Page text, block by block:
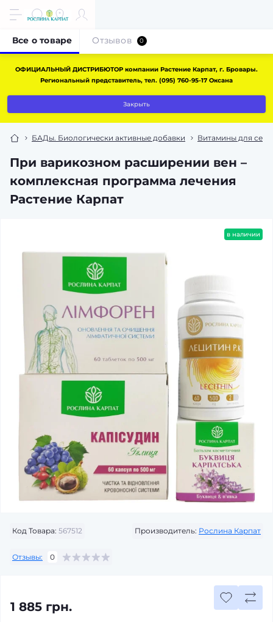
ОФИЦИАЛЬНЫЙ ДИСТРИБЮТОР компании Растение Карпат, г. Бровары.
Региональный представитель, тел. (095) 760-95-17 Оксана
Закрыть
БАДы. Биологически активные добавки Витамины для
При варикозном расширении вен –
комплексная программа лечения
Растение Карпат
Все о товаре Отзывов 0
в наличии
Код Товара: 567512 Производитель: Рослина Карпат
Отзывы: 0
1 885 грн.